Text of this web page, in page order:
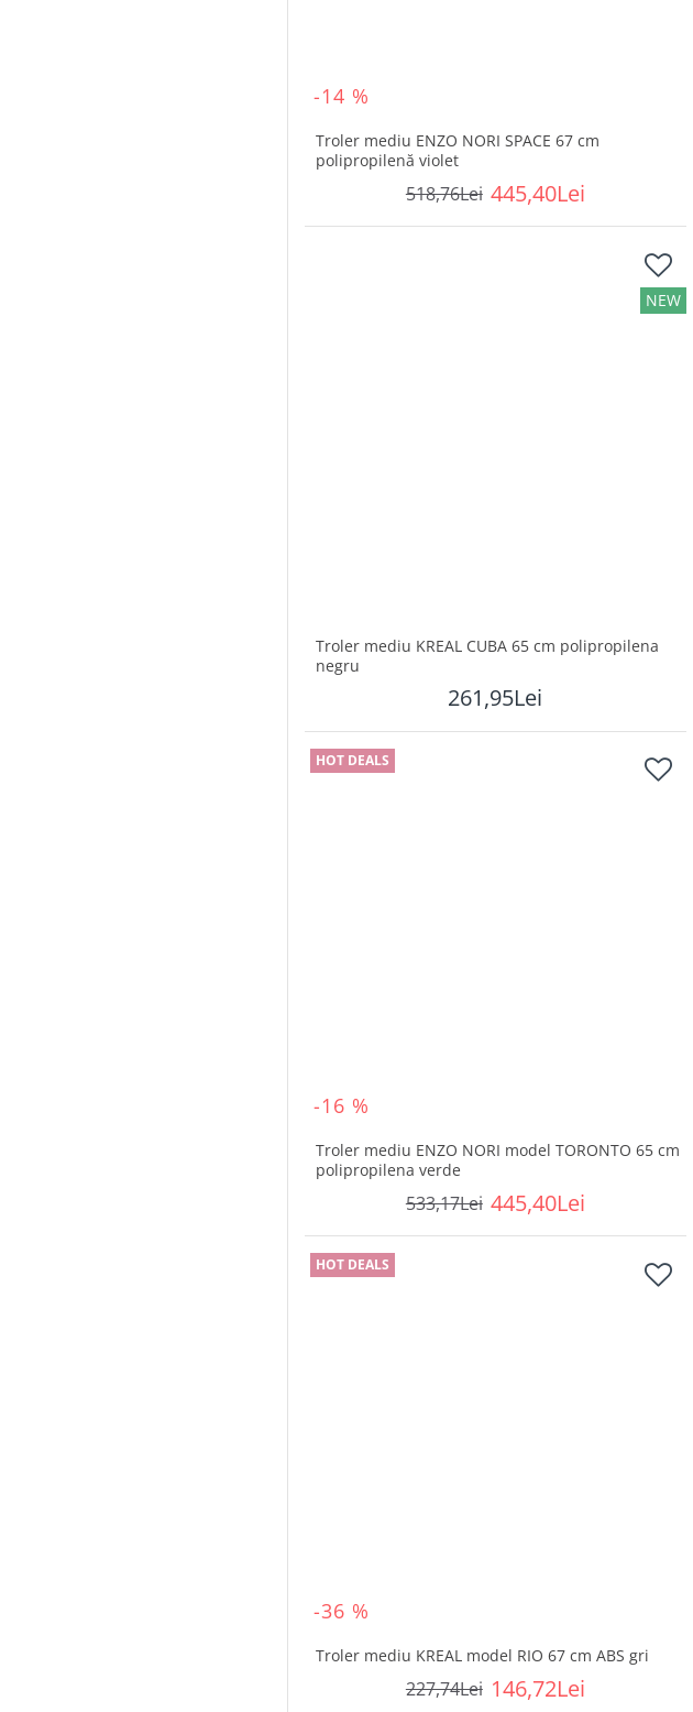
-14 %
Troler mediu ENZO NORI SPACE 67 cm
polipropilenă violet
445,40Lei
518,76Lei
NEW
Troler mediu KREAL CUBA 65 cm polipropilena
negru
261,95Lei
HOT DEALS
-16 %
Troler mediu ENZO NORI model TORONTO 65 cm
polipropilena verde
445,40Lei
533,17Lei
HOT DEALS
-36 %
Troler mediu KREAL model RIO 67 cm ABS gri
146,72Lei
227,74Lei